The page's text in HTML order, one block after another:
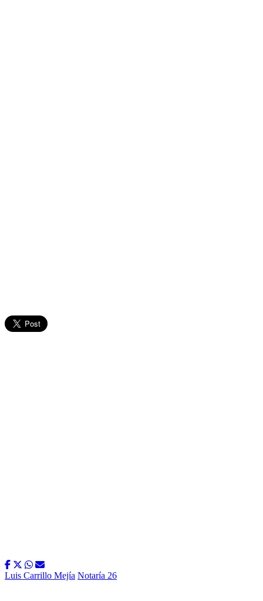
Luis Carrillo Mejía Notaría 26